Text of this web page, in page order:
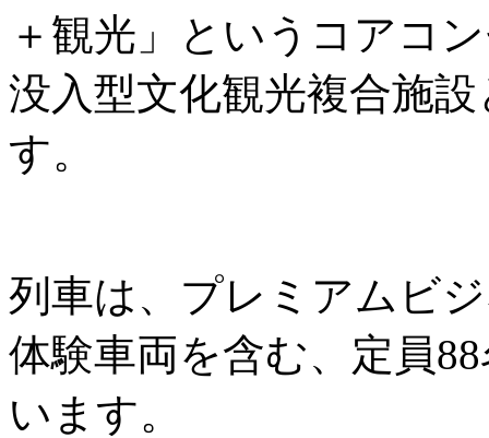
＋観光」というコアコ
没入型文化観光複合施
す。
列車は、プレミアムビ
体験車両を含む、定員
います。